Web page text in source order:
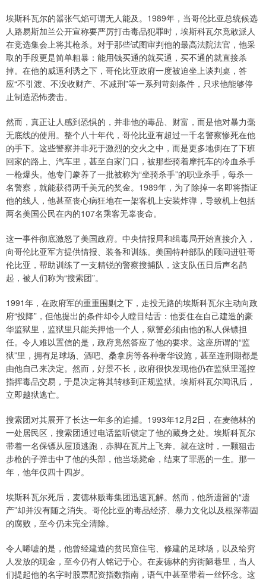
埃斯科瓦尔的嚣张气焰可谓无人能及。1989年，当哥伦比亚总统候选
人路易斯加兰公开宣称要严厉打击毒品犯罪时，埃斯科瓦尔竟敢派人
在竞选集会上将其枪杀。对于那些试图审判他的最高法院法官，他采
取的手段更是简单粗暴：能用钱买通的就买通，买不通的就直接杀
掉。在他的威逼利诱之下，哥伦比亚政府一度被迫坐上谈判桌，答
应“不引渡、不没收财产、不减刑”等一系列苛刻条件，只求他能够停
止制造恐怖袭击。
然而，真正让人感到恐惧的，并非他的毒品、财富，而是他对暴力毫
无底线的使用。整个八十年代，哥伦比亚有超过一千名警察惨死在他
的手下。这些警察并非死于激烈的交火之中，而是更多地倒在了下班
回家的路上、汽车里，甚至自家门口，被那些骑着摩托车的冷血杀手
一枪爆头。他专门豢养了一批被称为“坐骑杀手”的职业杀手，每杀一
名警察，就能获得两千美元的奖金。1989年，为了除掉一名即将指证
他的线人，他甚至丧心病狂地在一架客机上安装炸弹，导致机上包括
两名美国公民在内的107名乘客无辜丧命。
这一事件彻底激怒了美国政府。中央情报局和缉毒局开始直接介入，
向哥伦比亚军方提供情报、装备和训练。美国特种部队的顾问进驻哥
伦比亚，帮助训练了一支精锐的警察搜捕队，这支队伍日后声名鹊
起，被人们称为“搜索团”。
1991年，在政府军的重重围剿之下，走投无路的埃斯科瓦尔主动向政
府“投降”，但他提出的条件却令人瞠目结舌：他要住在自己建造的豪
华监狱里，监狱里只能关押他一个人，狱警必须由他的私人保镖担
任。令人难以置信的是，政府竟然答应了他的要求。这座所谓的“监
狱”里，拥有足球场、酒吧、桑拿房等各种奢华设施，甚至连刑期都是
由他自己来决定。然而，好景不长，政府很快发现他仍在监狱里遥控
指挥毒品交易，于是决定将其转移到正规监狱。埃斯科瓦尔闻讯后，
立即越狱逃亡。
搜索团对其展开了长达一年多的追捕。1993年12月2日，在麦德林的
一处居民区，搜索团通过电话监听锁定了他的藏身之处。埃斯科瓦尔
带着一名保镖从屋顶逃跑，赤脚在瓦片上飞奔。就在这时，一颗狙击
步枪的子弹击中了他的头部，他当场毙命，结束了罪恶的一生。那一
年，他年仅四十四岁。
埃斯科瓦尔死后，麦德林贩毒集团迅速瓦解。然而，他所遗留的“遗
产”却并没有随之消失。哥伦比亚的毒品经济、暴力文化以及根深蒂固
的腐败，至今仍未完全清除。
令人唏嘘的是，他曾经建造的贫民窟住宅、修建的足球场，以及给穷
人发放的现金，至今仍有人铭记于心。在麦德林的穷街陋巷里，当人
们提起他的名字时股票配资指数指南，语气中甚至带着一丝怀念。这